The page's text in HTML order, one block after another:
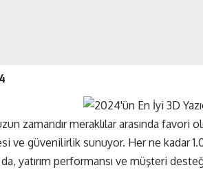
zamandır meraklılar arasında favori
ve güvenilirlik sunuyor. Her ne kadar
yatırım performansı ve müşteri